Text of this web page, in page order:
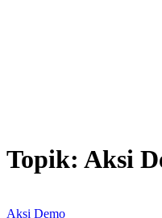
Topik: Aksi
Aksi Demo